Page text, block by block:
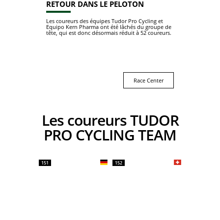
RETOUR DANS LE PELOTON
Les coureurs des équipes Tudor Pro Cycling et
Equipo Kern Pharma ont été lâchés du groupe de
tête, qui est donc désormais réduit à 52 coureurs.
Race Center
Les coureurs TUDOR
PRO CYCLING TEAM
151 152